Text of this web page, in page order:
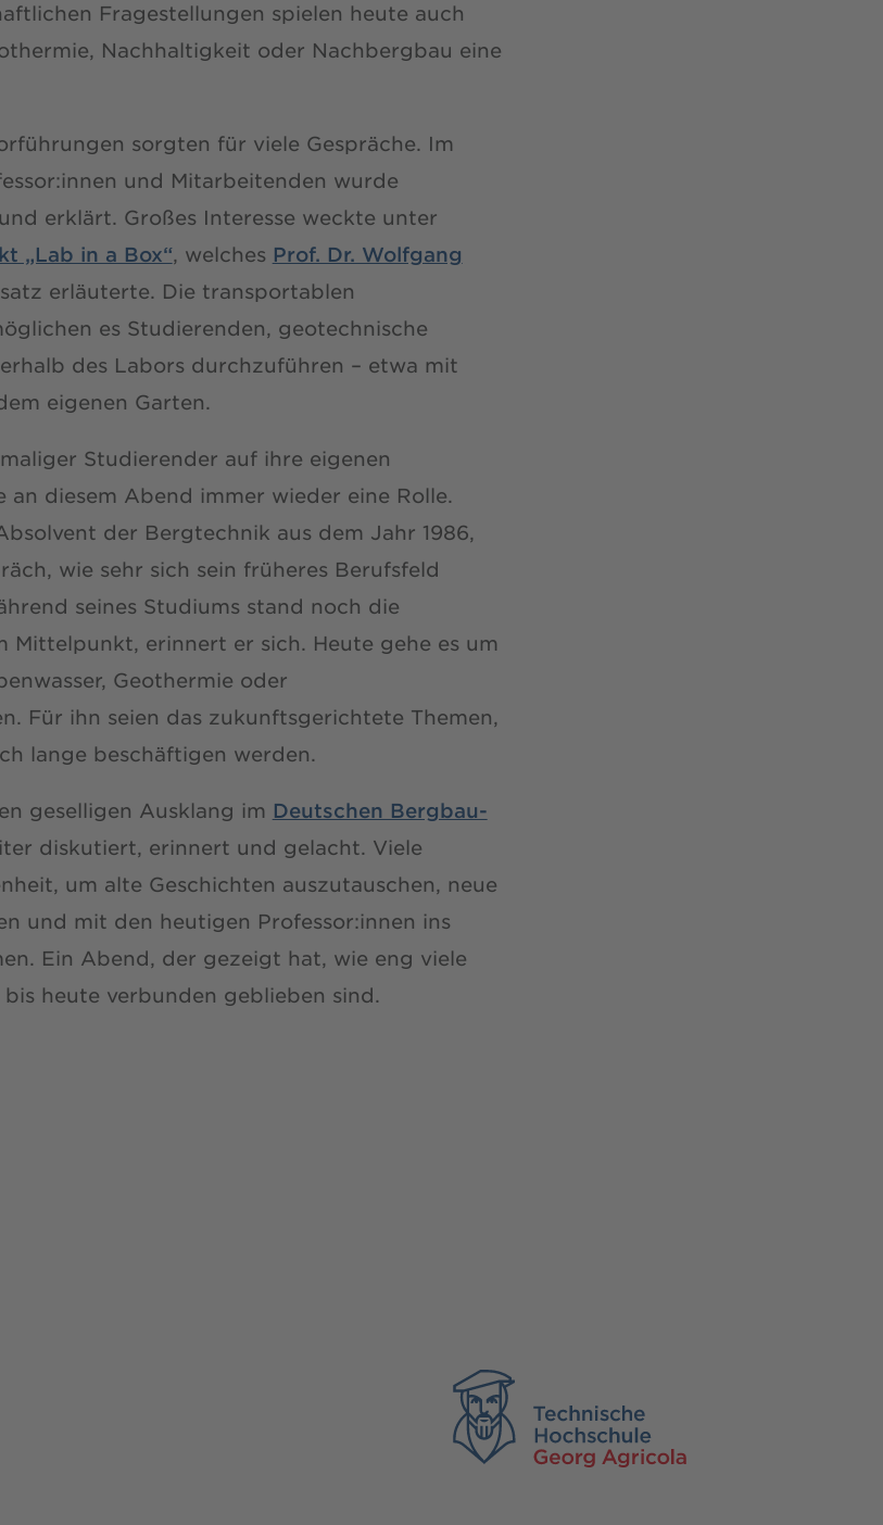
Fragestellungen spielen heute auch
Nachhaltigkeit oder Nachbergbau eine
sorgten für viele Gespräche. Im
und Mitarbeitenden wurde
erklärt. Großes Interesse weckte unter
„Lab in a Box“, welches Prof. Dr. Wolfgang
erläuterte. Die transportablen
es Studierenden, geotechnische
des Labors durchzuführen – etwa mit
eigenen Garten.
Studierender auf ihre eigenen
an diesem Abend immer wieder eine Rolle.
der Bergtechnik aus dem Jahr 1986,
wie sehr sich sein früheres Berufsfeld
seines Studiums stand noch die
Mittelpunkt, erinnert er sich. Heute gehe es um
Geothermie oder
Für ihn seien das zukunftsgerichtete Themen,
lange beschäftigen werden.
geselligen Ausklang im Deutschen Bergbau-
diskutiert, erinnert und gelacht. Viele
um alte Geschichten auszutauschen, neue
und mit den heutigen Professor:innen ins
Ein Abend, der gezeigt hat, wie eng viele
bis heute verbunden geblieben sind.